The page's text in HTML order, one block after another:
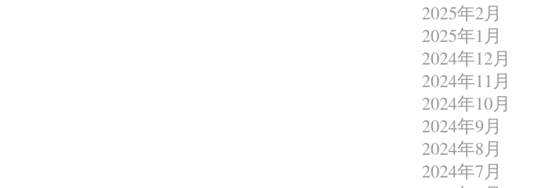
2025年2月
2025年1月
2024年12月
2024年11月
2024年10月
2024年9月
2024年8月
2024年7月